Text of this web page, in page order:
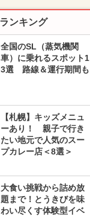
ンキング
全国のSL（蒸気機関
車）に乗れるスポット1
3選 路線＆運行期間も
【札幌】キッズメニュ
ーあり！ 親子で行き
たい地元で人気のスー
プカレー店＜8選＞
大食い挑戦から詰め放
題まで！とうきびを味
わい尽くす体験型イベ